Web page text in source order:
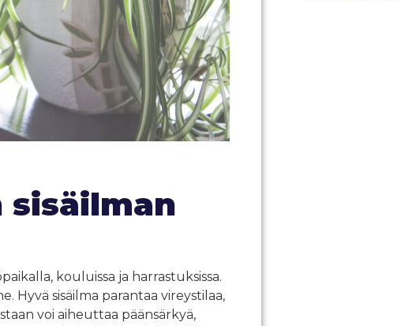
sisäilman
kouluissa ja harrastuksissa.
Hyvä sisäilma parantaa vireystilaa,
voi aiheuttaa päänsärkyä,